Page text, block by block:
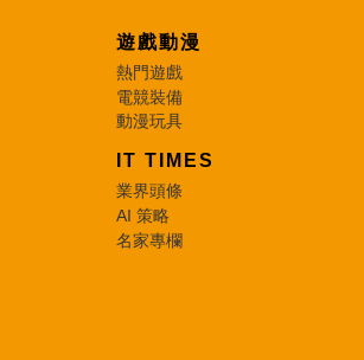
遊戲動漫
熱門遊戲
電競裝備
動漫玩具
IT TIMES
業界頭條
AI 策略
名家專欄